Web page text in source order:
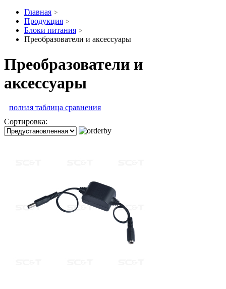
Главная
Продукция
Блоки питания
Преобразователи и аксессуары
Преобразователи и
аксессуары
полная таблица сравнения
Сортировка: